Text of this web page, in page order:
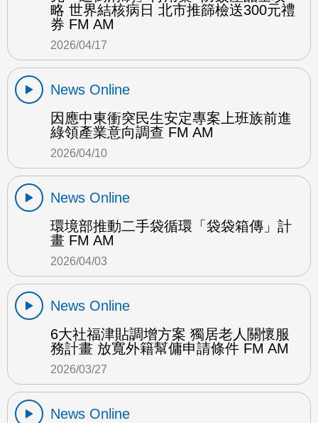
略 世界結核病日 北市推篩檢送300元禮
券 FM AM
2026/04/17
News Online
因應中東衝突民生安定專案上班族前進
綠領產業意向調查 FM AM
2026/04/10
News Online
環境部推動二手袋循環「袋袋箱傳」計
畫 FM AM
2026/04/03
News Online
6大社福津貼調增方案 獨居老人關懷服
務計畫 放寬外籍幫傭申請條件 FM AM
2026/03/27
News Online